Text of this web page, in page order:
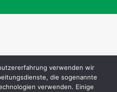
verwenden wir
die sogenannte
verwenden. Einige